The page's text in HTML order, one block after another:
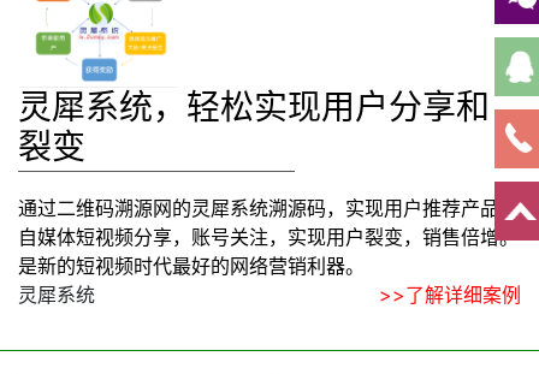
灵犀系统，轻松实现用户分享和
裂变
通过二维码溯源网的灵犀系统溯源码，实现用户推荐产品，
自媒体短视频分享，账号关注，实现用户裂变，销售倍增。
是新的短视频时代最好的网络营销利器。
灵犀系统
>>了解详细案例